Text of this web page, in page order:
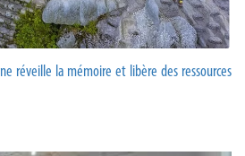
réveille la mémoire et libère des ressources